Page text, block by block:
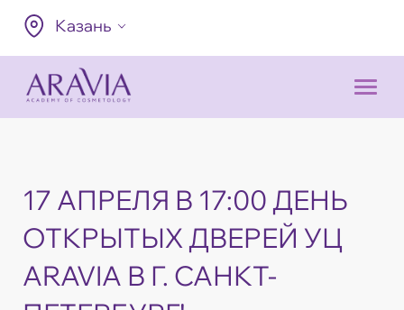
Казань
17 АПРЕЛЯ В 17:00 ДЕНЬ
ОТКРЫТЫХ ДВЕРЕЙ УЦ
ARAVIA В Г. САНКТ-